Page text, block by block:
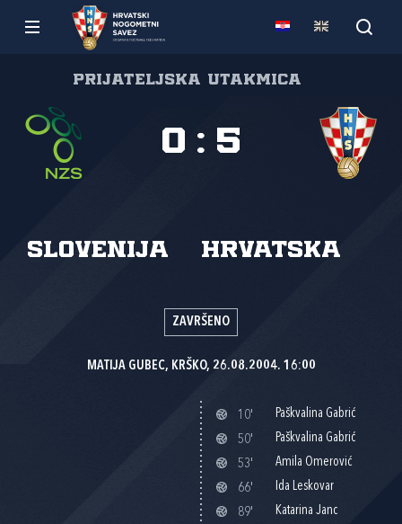
Prijateljska utakmica
Slovenija Hrvatska
0 : 5
ZAVRŠENO
MATIJA GUBEC, KRŠKO, 26.08.2004. 16:00
10'
Paškvalina Gabrić
50'
Paškvalina Gabrić
53'
Amila Omerović
66'
Ida Leskovar
89'
Katarina Janc